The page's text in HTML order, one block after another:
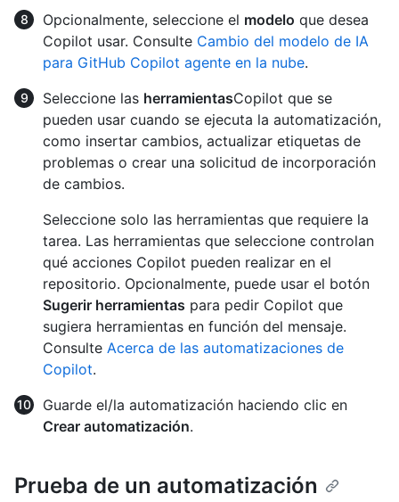
Opcionalmente, seleccione el modelo que desea
Copilot usar. Consulte Cambio del modelo de IA
para GitHub Copilot agente en la nube.
Seleccione las herramientasCopilot que se
pueden usar cuando se ejecuta la automatización,
como insertar cambios, actualizar etiquetas de
problemas o crear una solicitud de incorporación
de cambios.
Seleccione solo las herramientas que requiere la
tarea. Las herramientas que seleccione controlan
qué acciones Copilot pueden realizar en el
repositorio. Opcionalmente, puede usar el botón
Sugerir herramientas para pedir Copilot que
sugiera herramientas en función del mensaje.
Consulte Acerca de las automatizaciones de
Copilot.
Guarde el/la automatización haciendo clic en
Crear automatización.
Prueba de un automatización